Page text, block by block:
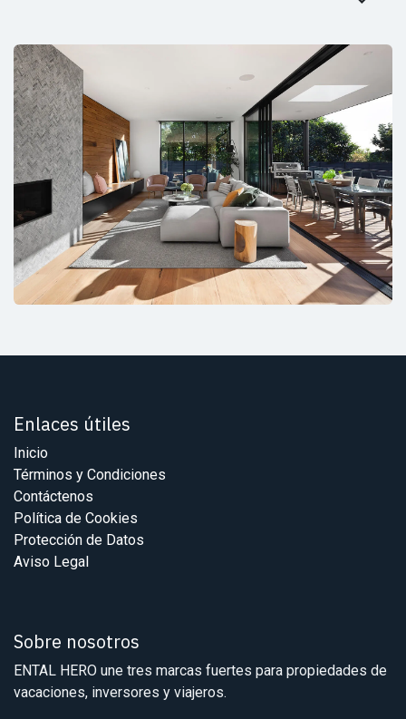
Enlaces útiles
Inicio
Términos y Condiciones
Contáctenos
Política de Cookies
Protección de Datos
Aviso Legal
Sobre nosotros
ENTAL HERO une tres marcas fuertes para propiedades de
vacaciones, inversores y viajeros.